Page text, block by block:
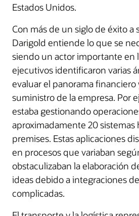
Estados Unidos.
Con más de un siglo de éxito a
Darigold entiende lo que se
siendo un actor importante en
ejecutivos identificaron varias
evaluar el panorama financiero
suministro de la empresa. Por
estaba gestionando
aproximadamente 20
premises. Estas aplicaciones
en procesos que variaban
obstaculizaban la elaboración
ideas debido a integraciones
complicadas.